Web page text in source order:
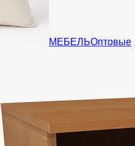
МЕБЕЛЬОптовые